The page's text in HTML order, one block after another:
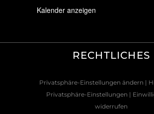
Kalender anzeigen
RECHTLICHES
Privatsphäre-Einstellungen ändern |
Privatsphäre-Einstellungen |
widerrufen